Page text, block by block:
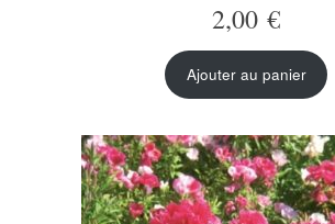
2,00 €
Ajouter au panier